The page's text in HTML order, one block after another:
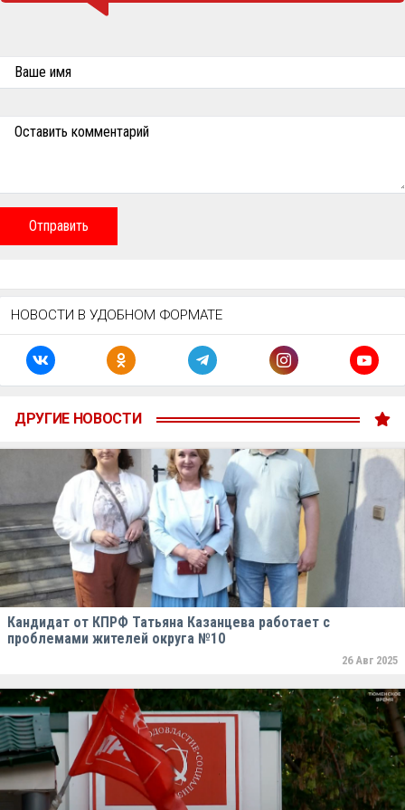
Ваше имя
Оставить комментарий
Отправить
НОВОСТИ В УДОБНОМ ФОРМАТЕ
ДРУГИЕ НОВОСТИ
Кандидат от КПРФ Татьяна Казанцева работает с
проблемами жителей округа №10
26 Авг 2025